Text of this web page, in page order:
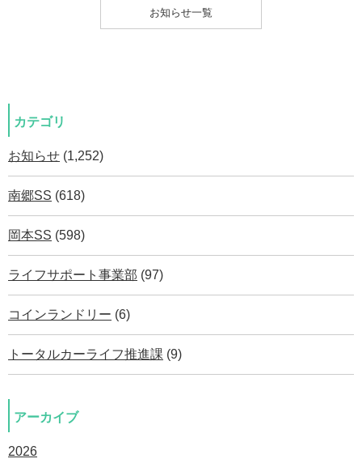
お知らせ一覧
カテゴリ
お知らせ (1,252)
南郷SS (618)
岡本SS (598)
ライフサポート事業部 (97)
コインランドリー (6)
トータルカーライフ推進課 (9)
アーカイブ
2026